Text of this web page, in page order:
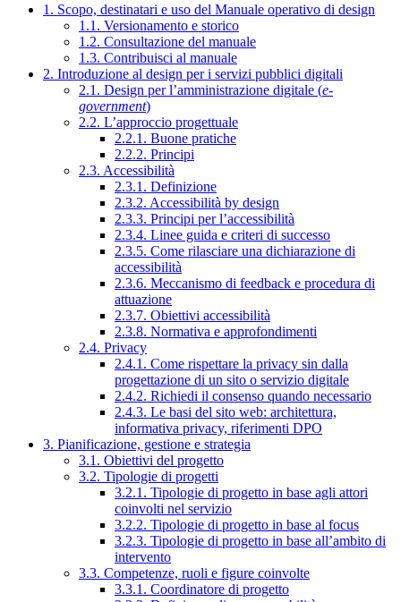
1. Scopo, destinatari e uso del Manuale operativo di design
1.1. Versionamento e storico
1.2. Consultazione del manuale
1.3. Contribuisci al manuale
2. Introduzione al design per i servizi pubblici digitali
2.1. Design per l’amministrazione digitale (e-
government)
2.2. L’approccio progettuale
2.2.1. Buone pratiche
2.2.2. Principi
2.3. Accessibilità
2.3.1. Definizione
2.3.2. Accessibilità by design
2.3.3. Principi per l’accessibilità
2.3.4. Linee guida e criteri di successo
2.3.5. Come rilasciare una dichiarazione di
accessibilità
2.3.6. Meccanismo di feedback e procedura di
attuazione
2.3.7. Obiettivi accessibilità
2.3.8. Normativa e approfondimenti
2.4. Privacy
2.4.1. Come rispettare la privacy sin dalla
progettazione di un sito o servizio digitale
2.4.2. Richiedi il consenso quando necessario
2.4.3. Le basi del sito web: architettura,
informativa privacy, riferimenti DPO
3. Pianificazione, gestione e strategia
3.1. Obiettivi del progetto
3.2. Tipologie di progetti
3.2.1. Tipologie di progetto in base agli attori
coinvolti nel servizio
3.2.2. Tipologie di progetto in base al focus
3.2.3. Tipologie di progetto in base all’ambito di
intervento
3.3. Competenze, ruoli e figure coinvolte
3.3.1. Coordinatore di progetto